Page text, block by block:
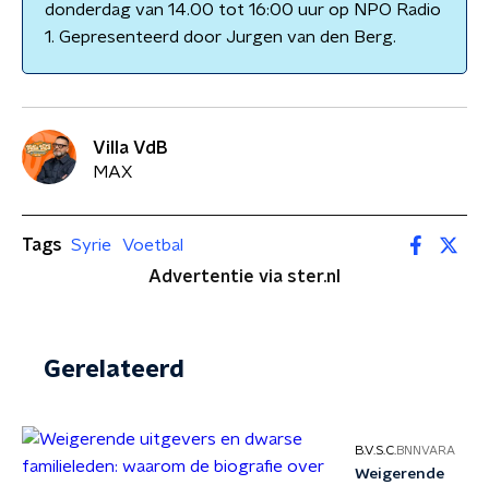
donderdag van 14.00 tot 16:00 uur op NPO Radio
1. Gepresenteerd door Jurgen van den Berg.
Villa VdB
MAX
Tags Syrie
Voetbal
Advertentie via ster.nl
Gerelateerd
B.V.S.C. BNNVARA
Weigerende